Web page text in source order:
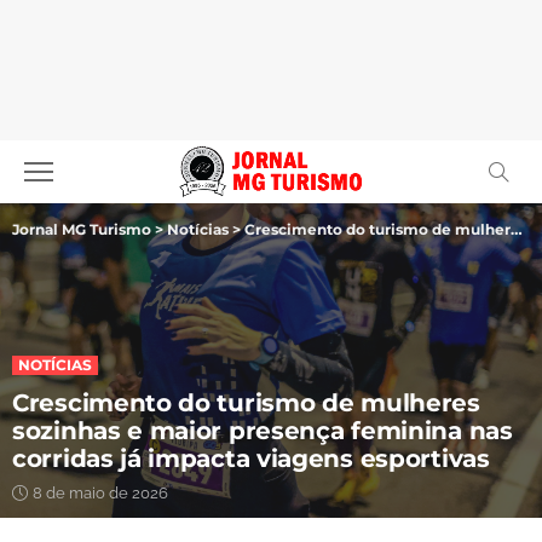
Jornal MG Turismo >Notícias >Crescimento do turismo de mulheres sozinhas e maior presença feminina nas corridas já impacta viagens esportivas
NOTÍCIAS
Crescimento do turismo de mulheres
sozinhas e maior presença feminina nas
corridas já impacta viagens esportivas
8 de maio de 2026